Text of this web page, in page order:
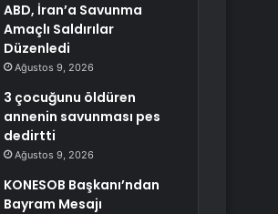
ABD, İran’a Savunma
Amaçlı Saldırılar
Düzenledi
Ağustos 9, 2026
3 çocuğunu öldüren
annenin savunması pes
dedirtti
Ağustos 9, 2026
KONESOB Başkanı’ndan
Bayram Mesajı